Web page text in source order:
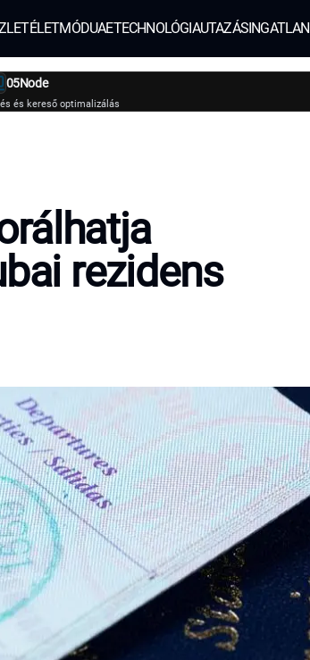
ÉLETMÓDUAETECHNOLÓGIAUTAZÁSINGATLAN
05Node
és kereső optimalizálás
rezidens